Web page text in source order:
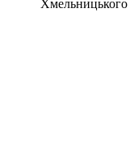
Хмельницького